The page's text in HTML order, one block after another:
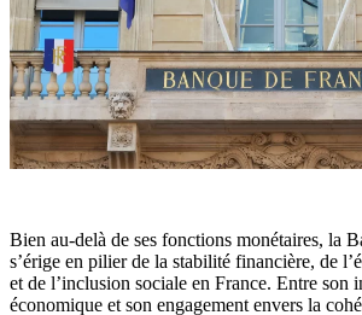
Bien au-delà de ses fonctions monétaires, la
s’érige en pilier de la stabilité financière, de
et de l’inclusion sociale en France. Entre son
économique et son engagement envers la